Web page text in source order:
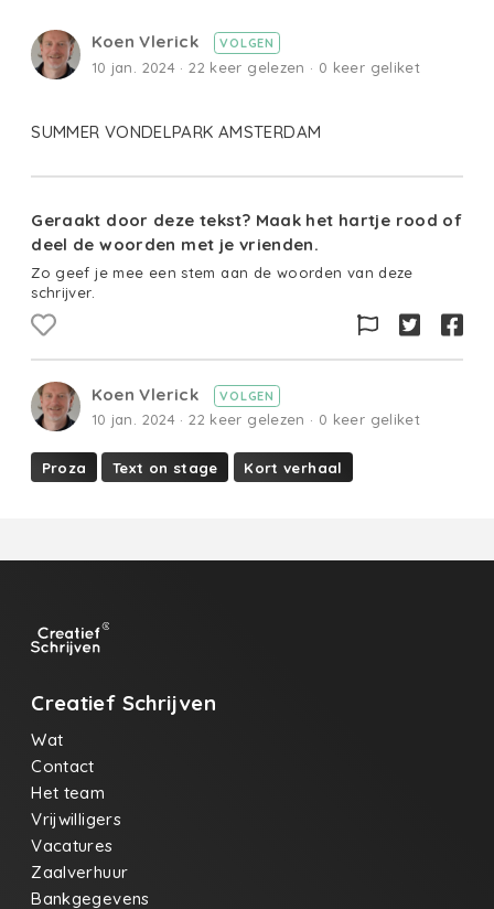
Koen Vlerick VOLGEN
10 jan. 2024 · 22 keer gelezen · 0 keer geliket
SUMMER VONDELPARK AMSTERDAM
Geraakt door deze tekst? Maak het hartje rood of
deel de woorden met je vrienden.
Zo geef je mee een stem aan de woorden van deze
schrijver.
Koen Vlerick VOLGEN
10 jan. 2024 · 22 keer gelezen · 0 keer geliket
Proza Text on stage Kort verhaal
Creatief Schrijven
Wat
Contact
Het team
Vrijwilligers
Vacatures
Zaalverhuur
Bankgegevens